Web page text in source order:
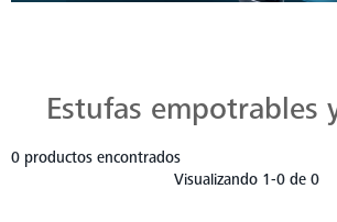
Estufas empotrables
0 productos encontrados
Visualizando 1-0 de 0